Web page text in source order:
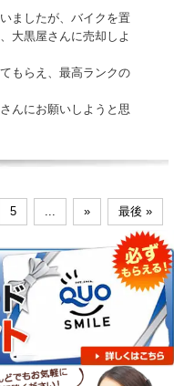
ましたが、バイクを置
大黒屋さんに売却しよ
もらえ、最高ランクの
んにお願いしようと思
5 » 最後 »